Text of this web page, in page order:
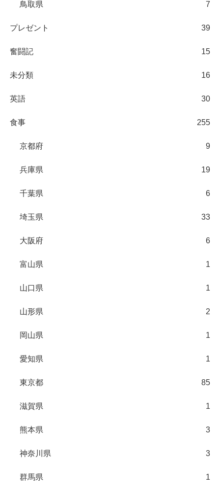
鳥取県 7
プレゼント 39
奮闘記 15
未分類 16
英語 30
食事 255
京都府 9
兵庫県 19
千葉県 6
埼玉県 33
大阪府 6
富山県 1
山口県 1
山形県 2
岡山県 1
愛知県 1
東京都 85
滋賀県 1
熊本県 3
神奈川県 3
群馬県 1